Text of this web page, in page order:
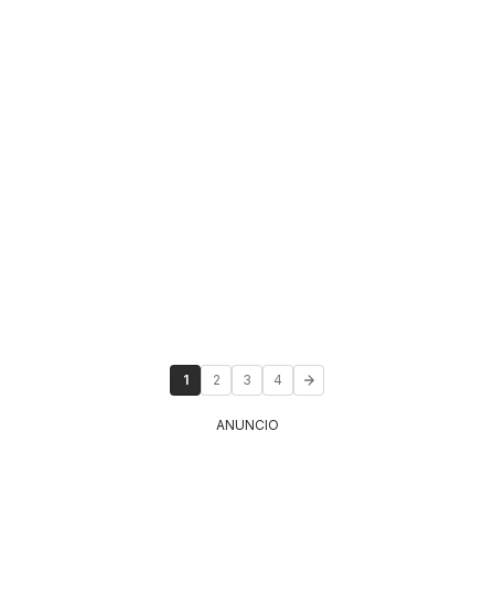
1 2 3 4
ANUNCIO